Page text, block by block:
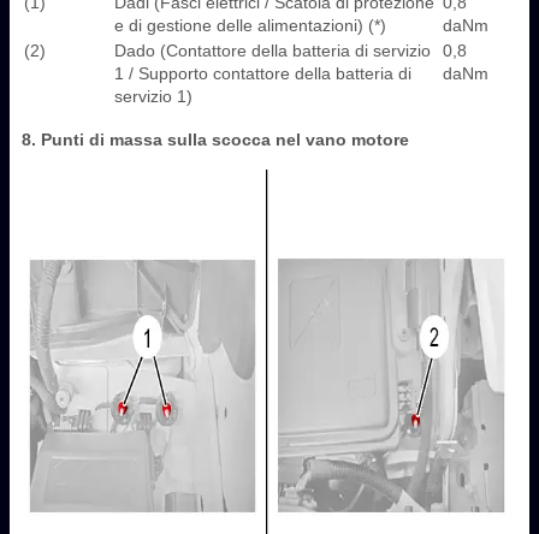
e di gestione delle alimentazioni) (*)
daNm
(2)
Dado (Contattore della batteria di servizio
1 / Supporto contattore della batteria di
servizio 1)
0,8
daNm
8. Punti di massa sulla scocca nel vano motore